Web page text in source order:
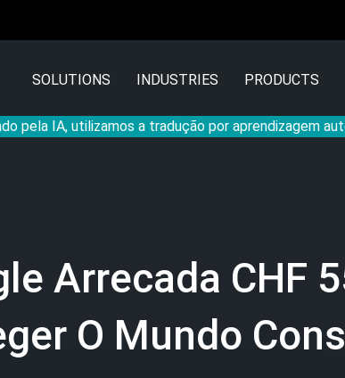
pela IA, utilizamos a tradução por aprendizagem
SOLUTIONS INDUSTRIES PRODUCTS
Arrecada CHF
O Mundo